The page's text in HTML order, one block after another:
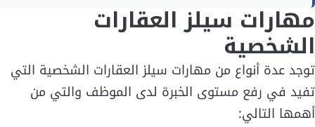
مهارات سيلز العقارات
الشخصية
توجد عدة أنواع من مهارات سيلز العقارات الشخصية التي
تفيد في رفع مستوى الخبرة لدى الموظف والتي من
أهمها التالي: